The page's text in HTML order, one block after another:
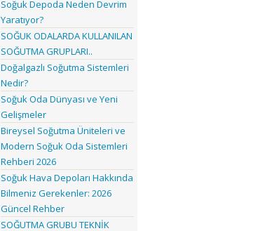
Soğuk Depoda Neden Devrim
Yaratıyor?
SOĞUK ODALARDA KULLANILAN
SOĞUTMA GRUPLARI..
Doğalgazlı Soğutma Sistemleri
Nedir?
Soğuk Oda Dünyası ve Yeni
Gelişmeler
Bireysel Soğutma Üniteleri ve
Modern Soğuk Oda Sistemleri
Rehberi 2026
Soğuk Hava Depoları Hakkında
Bilmeniz Gerekenler: 2026
Güncel Rehber
SOĞUTMA GRUBU TEKNİK